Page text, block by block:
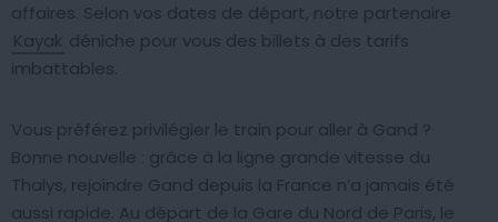
affaires. Selon vos dates de départ, notre partenaire
Kayak déniche pour vous des billets à des tarifs
imbattables.
Vous préférez privilégier le train pour aller à Gand ?
Bonne nouvelle : grâce à la ligne grande vitesse du
Thalys, rejoindre Gand depuis la France n’a jamais été
aussi rapide. Au départ de la Gare du Nord de Paris, le